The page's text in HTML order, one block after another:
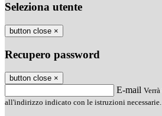
Seleziona utente
button close ×
Recupero password
button close ×
E-mail
all'indirizzo indicato con le istruzioni necessarie.